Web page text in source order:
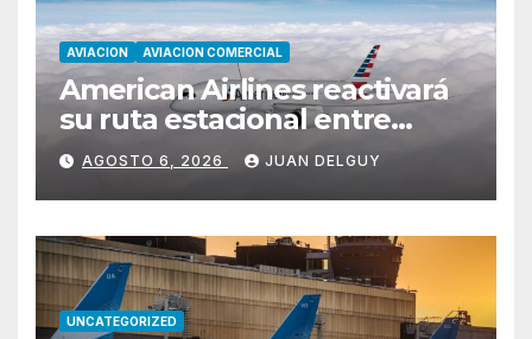
AVIACION AVIACION COMERCIAL
American Airlines reactivará
su ruta estacional entre
Miami y Montevideo con
vuelos diarios
AGOSTO 6, 2026 JUAN DELGUY
UNCATEGORIZED